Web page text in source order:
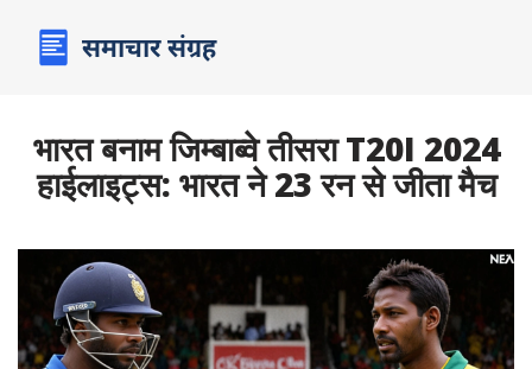
भारत बनाम जिम्बाब्वे तीसरा T20I 2024
हाईलाइट्स: भारत ने 23 रन से जीता मैच